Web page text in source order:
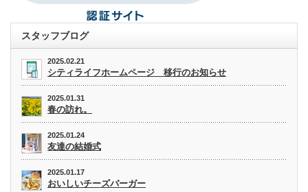
スタッフブログ
2025.02.21
シティライフホームページ 移行のお知らせ
2025.01.31
春の訪れ。
2025.01.24
友達の結婚式
2025.01.17
おいしいチーズバーガー